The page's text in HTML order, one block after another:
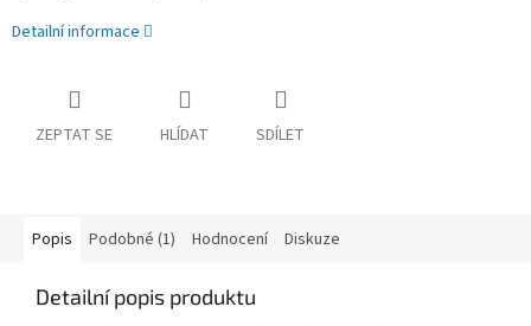
Detailní informace
ZEPTAT SE HLÍDAT SDÍLET
Popis Podobné (1) Hodnocení Diskuze
Detailní popis produktu